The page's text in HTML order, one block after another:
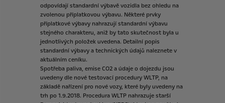
odpovídají standardní výbavě vozidla bez ohledu na
zvolenou příplatkovou výbavu. Některé prvky
příplatkové výbavy nahrazují standardní výbavu
stejného charakteru, aniž by tato skutečnost byla u
jednotlivých položek uvedena. Detailní popis
standardní výbavy a technických údajů naleznete v
aktuálním ceníku.
Spotřeba paliva, emise CO2 a údaje o dojezdu jsou
uvedeny dle nové testovací procedury WLTP, na
základě nařízení pro nové vozy, které byly uvedeny na
trh po 1.9.2018. Procedura WLTP nahrazuje starší